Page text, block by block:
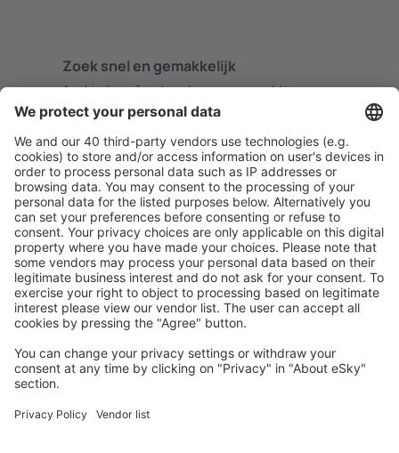
Zoek snel en gemakkelijk
Aanbieding afgestemd op uw verwachtingen.
Plan veilig
Zorgeloos boeken met gratiss annuleringsopties.
Bespaar meer
Reisaanbiedingen en speciale aanbiedingen voor
geregistreerde gebruikers.
Accommodaties die u bevallen
Kies uit meer dan 1,3 miljoen accommodaties: hotels,
Meest gezochte hotels door eSky-gebruikers